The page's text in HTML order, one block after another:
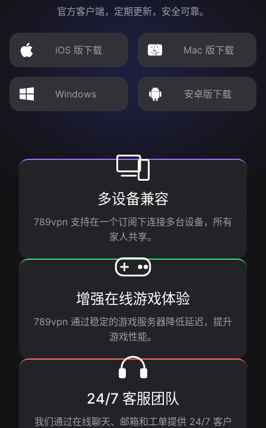
官方客户端，定期更新，安全可靠。
iOS 版下载 Mac 版下载
Windows 安卓版下载
多设备兼容
789vpn 支持在一个订阅下连接多台设备，所有
家人共享。
增强在线游戏体验
789vpn 通过稳定的游戏服务器降低延迟，提升
游戏性能。
24/7 客服团队
我们通过在线聊天、邮箱和工单提供 24/7 客户